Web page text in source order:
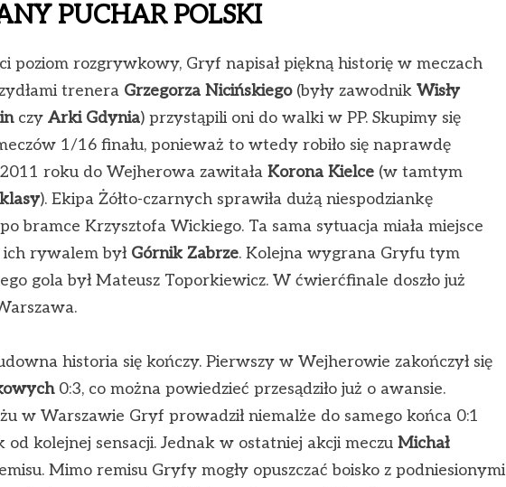
PUCHAR POLSKI
poziom rozgrywkowy, Gryf napisał piękną historię w meczach
trenera Grzegorza Nicińskiego(były zawodnik Wisły
czy Arki Gdynia) przystąpili oni do walki w PP. Skupimy się
1/16 finału, ponieważ to wtedy robiło się naprawdę
roku do Wejherowa zawitała Korona Kielce (w tamtym
). Ekipa Żółto-czarnych sprawiła dużą niespodziankę
bramce Krzysztofa Wickiego. Ta sama sytuacja miała miejsce
rywalem był Górnik Zabrze. Kolejna wygrana Gryfu tym
gola był Mateusz Toporkiewicz. W ćwierćfinale doszło już
historia się kończy. Pierwszy w Wejherowie zakończył się
0:3, co można powiedzieć przesądziło już o awansie.
w Warszawie Gryf prowadził niemalże do samego końca 0:1
kolejnej sensacji. Jednak w ostatniej akcji meczu Michał
Mimo remisu Gryfy mogły opuszczać boisko z podniesionymi